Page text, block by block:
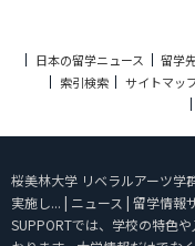
日本の留学ニュース 留学
索引検索
サイトマッ
桜美林大学 リベラルアーツ学
実施し... | ニュース | 留学情報
SUPPORTでは、学校の特色